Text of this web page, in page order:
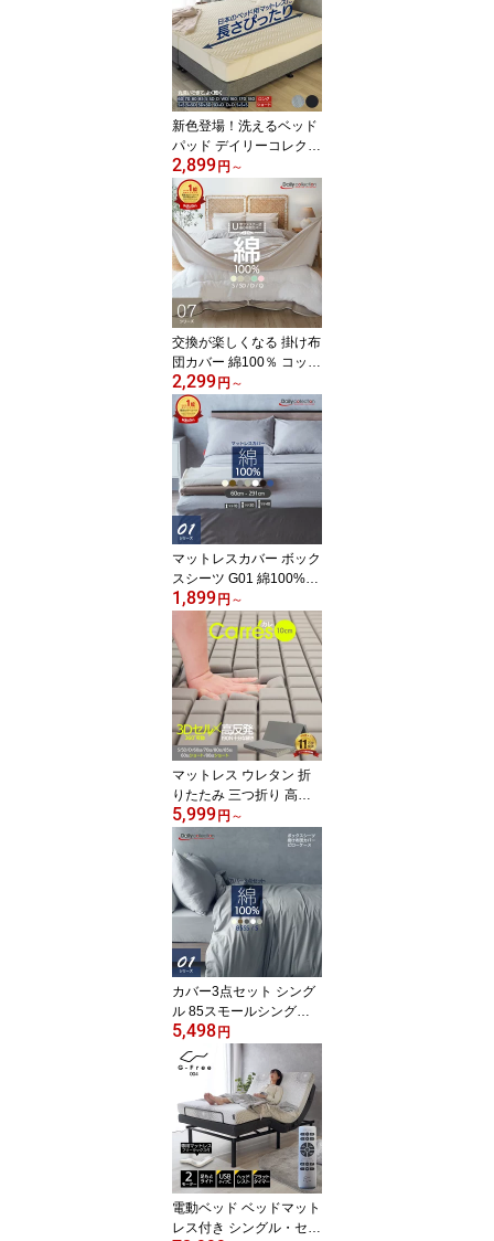
リ グレー ベージュ グリ
ーン ピンク マットカバ
ー ゴム留め ベッドシー
ツ デイリーコレクション
新色登場！洗えるベッド
パッド デイリーコレクシ
ョン ベッドパッド 【シ
ングル】【セミダブル】
【ダブル】小さいサイズ
2台用サイズ ファミリー
サイズ ぴったり オール
シーズン 四隅ゴム 丸洗
い 寝心地 綿 ベッド ピッ
タリサイズ ショートサイ
ズ
2,899円 ～
交換が楽しくなる 掛け布
団カバー 綿100％ コット
ンケットにもなる 肌掛け
布団カバー 布団カバー U
07 デイリーコレクショ
ン 07シリーズ 【シング
ル】【セミダブル】【ダ
ブル】【クイーン】U字
ファスナーキナリ グレー
ベージュ グリーン ピン
ク
2,299円 ～
マットレスカバー ボック
スシーツ G01 綿100%
【シングル】【セミダブ
ル】【ダブル】60〜291
cmまで 2台用サイズ キ
ナリ モカ グレー ベージ
ュ ホワイト ブルー 通常
薄型 厚型 厚さが選べる
ベッドシーツ ショートサ
イズ
1,899円 ～
マットレス ウレタン 折
りたたみ 三つ折り 高反
発マットレス 3Dセル 安
心エコテックス シングル
セミダブル ダブル 60SS
70SS 80SS セミシング
ル 敷布団 トッパー 体圧
分散 薄型 Carres カレ 配
送日指定可
5,999円 ～
カバー3点セット シング
ル 85スモールシングル
掛け布団カバー I字ファ
スナー マットレスカバー
ピローケース 3点セット
キナリ モカ グレー ベー
ジュ ホワイト
5,498円
電動ベッド ベッドマット
レス付き シングル・セミ